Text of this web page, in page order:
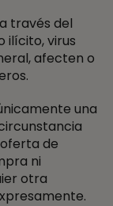
través del
ilícito, virus
afecten o
una
de
ni
otra